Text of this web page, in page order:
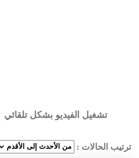
تشغيل الفيديو بشكل تلقائي
غير مفعل
ترتيب الحالات :